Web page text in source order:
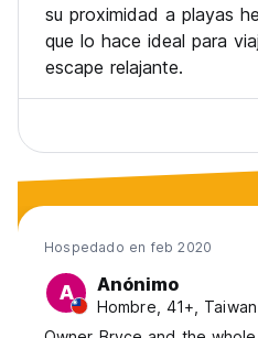
su proximidad a playas
que lo hace ideal para
escape relajante.
Hospedado en feb 2020
A Anónimo
Hombre, 41+,